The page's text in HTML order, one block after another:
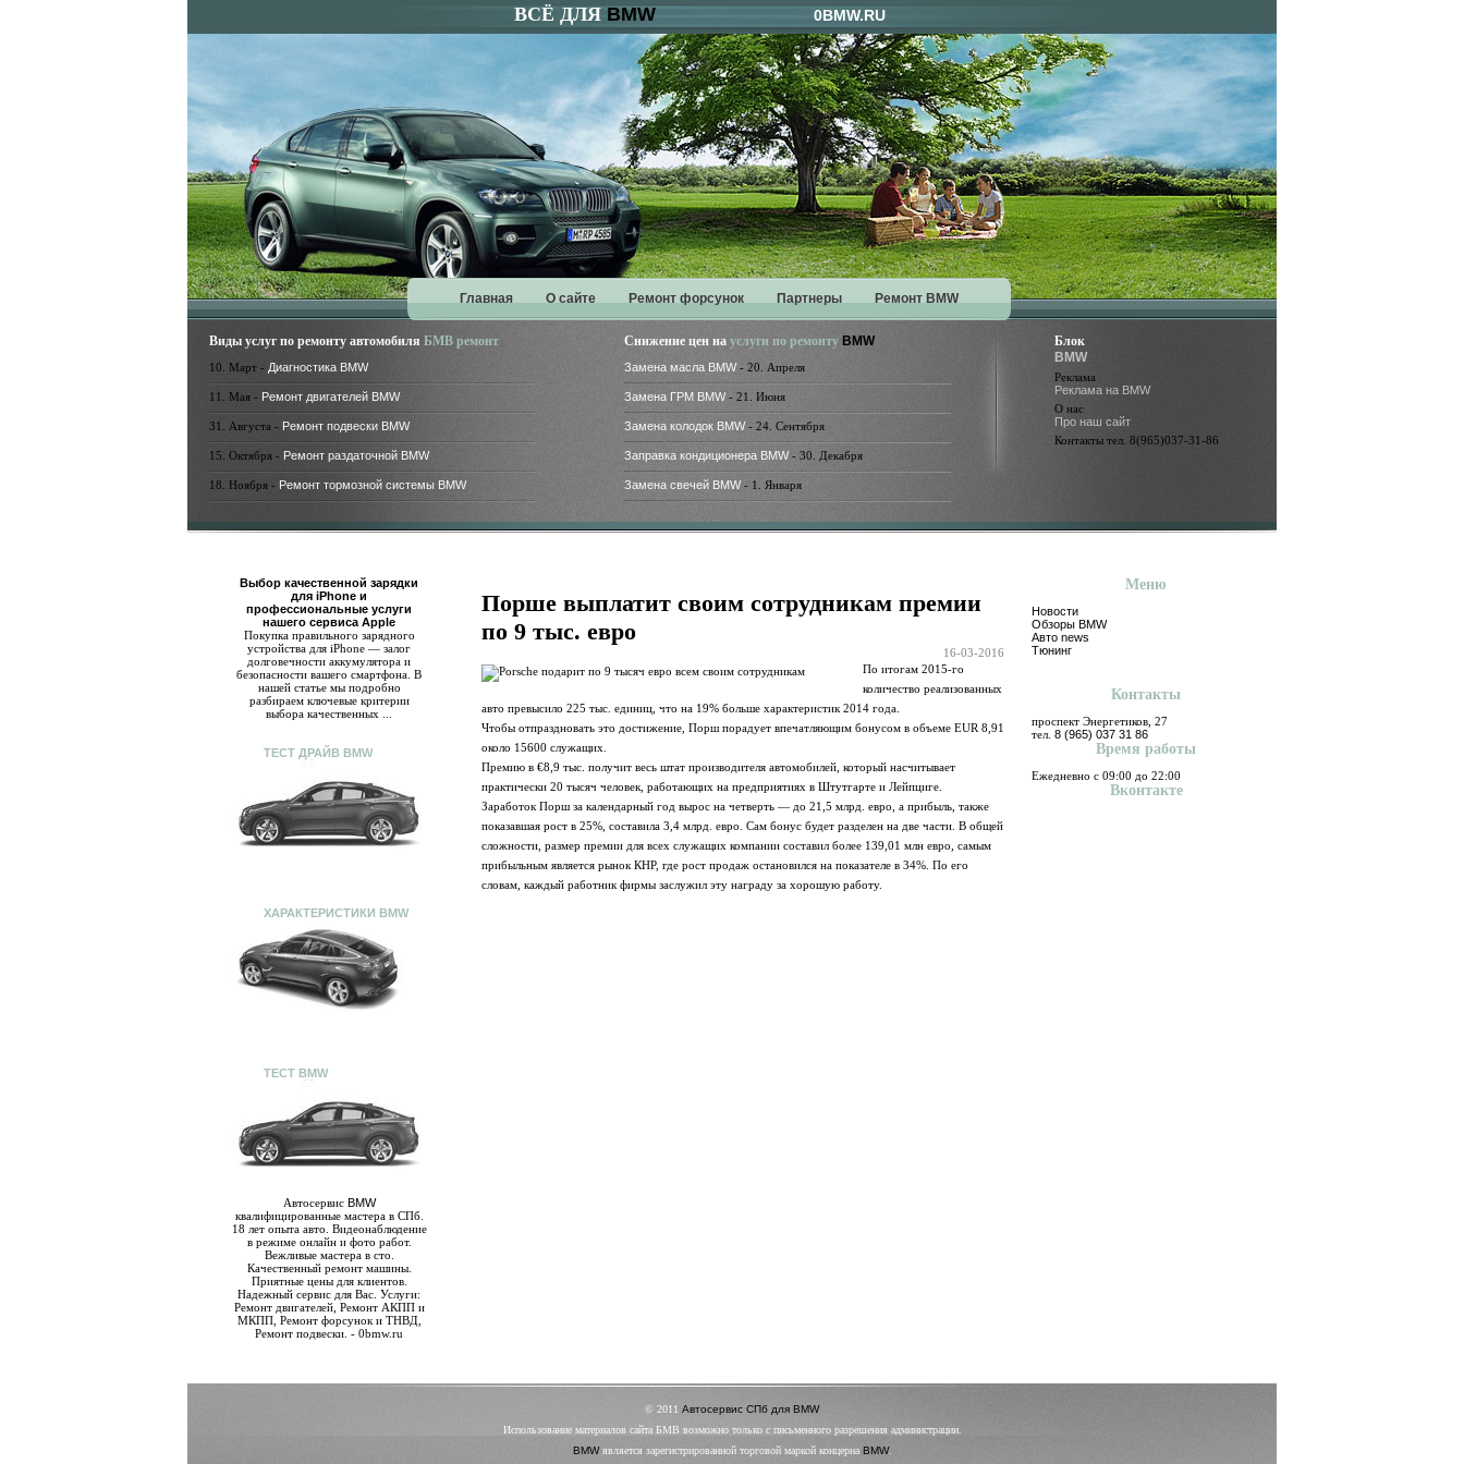
ВСЁ ДЛЯ BMW 0BMW.RU
Главная О сайте Ремонт форсунок Партнеры Ремонт BMW
Виды услуг по ремонту автомобиля БМВ ремонт
10. Март - Диагностика BMW
11. Мая - Ремонт двигателей BMW
31. Августа - Ремонт подвески BMW
15. Октября - Ремонт раздаточной BMW
18. Ноября - Ремонт тормозной системы BMW
Снижение цен на услуги по ремонту BMW
Замена масла BMW- 20. Апреля
Замена ГРМ BMW- 21. Июня
Замена колодок BMW- 24. Сентября
Заправка кондиционера BMW- 30. Декабря
Замена свечей BMW- 1. Января
Блок
BMW
Реклама
Реклама на BMW
О нас
Про наш сайт
Контакты тел. 8(965)037-31-86
Выбор качественной зарядки
для iPhone и
профессиональные услуги
нашего сервиса Apple
Покупка правильного зарядного
устройства для iPhone — залог
долговечности аккумулятора и
безопасности вашего смартфона. В
нашей статье мы подробно
разбираем ключевые критерии
выбора качественных ...
ТЕСТ ДРАЙВ BMW
ХАРАКТЕРИСТИКИ BMW
ТЕСТ BMW
Автосервис BMW
квалифицированные мастера в СПб.
18 лет опыта авто. Видеонаблюдение
в режиме онлайн и фото работ.
Вежливые мастера в сто.
Качественный ремонт машины.
Приятные цены для клиентов.
Надежный сервис для Вас. Услуги:
Ремонт двигателей, Ремонт АКПП и
МКПП, Ремонт форсунок и ТНВД,
Ремонт подвески. - 0bmw.ru
Порше выплатит своим сотрудникам премии
по 9 тыс. евро
16-03-2016
По итогам 2015-го
количество реализованных
авто превысило 225 тыс. единиц, что на 19% больше характеристик 2014 года.
Чтобы отпраздновать это достижение, Порш порадует впечатляющим бонусом в объеме EUR 8,91
около 15600 служащих.
Премию в €8,9 тыс. получит весь штат производителя автомобилей, который насчитывает
практически 20 тысяч человек, работающих на предприятиях в Штутгарте и Лейпциге.
Заработок Порш за календарный год вырос на четверть — до 21,5 млрд. евро, а прибыль, также
показавшая рост в 25%, составила 3,4 млрд. евро. Сам бонус будет разделен на две части. В общей
сложности, размер премии для всех служащих компании составил более 139,01 млн евро, самым
прибыльным является рынок КНР, где рост продаж остановился на показателе в 34%. По его
словам, каждый работник фирмы заслужил эту награду за хорошую работу.
Меню
Новости
Обзоры BMW
Авто news
Тюнинг
Контакты
проспект Энергетиков, 27
тел. 8 (965) 037 31 86
Время работы
Ежедневно с 09:00 до 22:00
Вконтакте
© 2011 Автосервис СПб для BMW
Использование материалов сайта БМВ возможно только с письменного разрешения администрации.
BMWявляется зарегистрированной торговой маркой концерна BMW.